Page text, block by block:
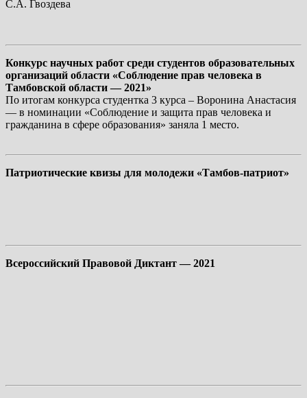
С.А. Гвоздева
Конкурс научных работ среди студентов образовательных
организаций области «Соблюдение прав человека в
Тамбовской области — 2021»
По итогам конкурса студентка 3 курса – Воронина Анастасия
— в номинации «Соблюдение и защита прав человека и
гражданина в сфере образования» заняла 1 место.
Патриотические квизы для молодежи «Тамбов-патриот»
Всероссийский Правовой Диктант — 2021